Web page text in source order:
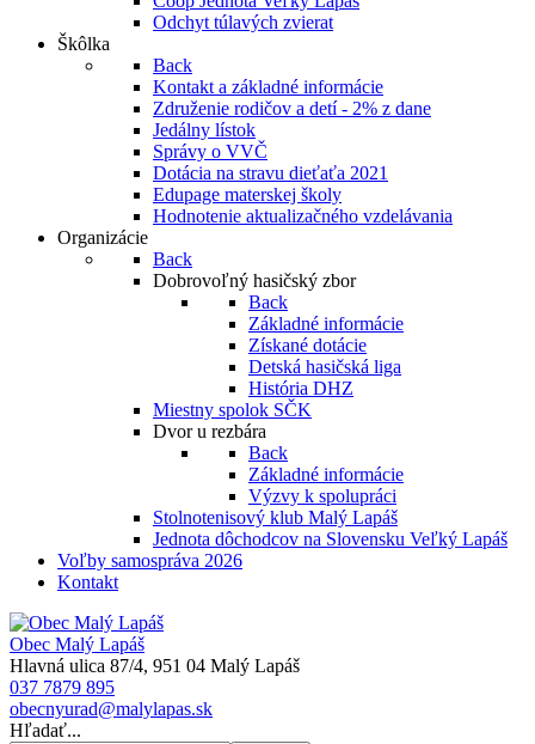
Odchyt túlavých zvierat
Škôlka
Back
Kontakt a základné informácie
Združenie rodičov a detí - 2% z dane
Jedálny lístok
Správy o VVČ
Dotácia na stravu dieťaťa 2021
Edupage materskej školy
Hodnotenie aktualizačného vzdelávania
Organizácie
Back
Dobrovoľný hasičský zbor
Back
Základné informácie
Získané dotácie
Detská hasičská liga
História DHZ
Miestny spolok SČK
Dvor u rezbára
Back
Základné informácie
Výzvy k spolupráci
Stolnotenisový klub Malý Lapáš
Jednota dôchodcov na Slovensku Veľký Lapáš
Voľby samospráva 2026
Kontakt
Obec Malý Lapáš
Hlavná ulica 87/4, 951 04 Malý Lapáš
037 7879 895
obecnyurad@malylapas.sk
Hľadať...